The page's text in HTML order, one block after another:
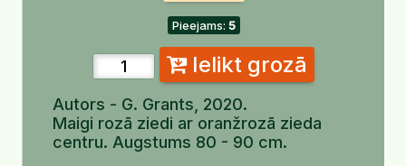
Pieejams: 5
Ielikt grozā
Autors - G. Grants, 2020.
Maigi rozā ziedi ar oranžrozā zieda
centru. Augstums 80 - 90 cm.